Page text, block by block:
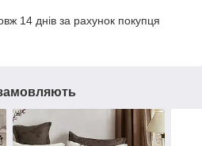
14 днів за рахунок покупця